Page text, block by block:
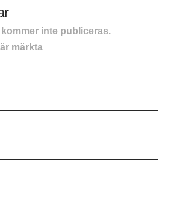
inte publiceras.
märkta